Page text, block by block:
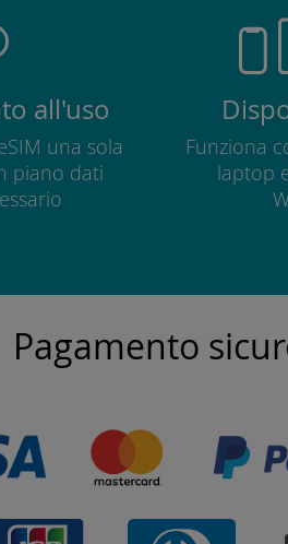
all'uso
una sola
piano dati
Funziona
laptop
Pagamento